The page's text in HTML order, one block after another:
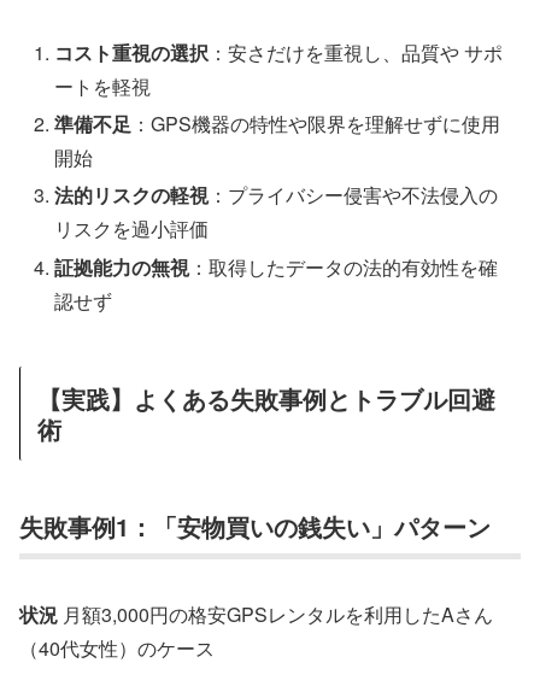
コスト重視の選択 ：安さだけを重視し、品質や サポ
ートを軽視
準備不足 ：GPS機器の特性や限界を理解せずに使用
開始
法的リスクの軽視：プライバシー侵害や不法侵入の
リスクを過小評価
証拠能力の無視：取得したデータの法的有効性を確
認せず
【実践】よくある失敗事例とトラブル回避
術
失敗事例1：「安物買いの銭失い」パターン
状況 月額3,000円の格安GPSレンタルを利用したAさん
（40代女性）のケース